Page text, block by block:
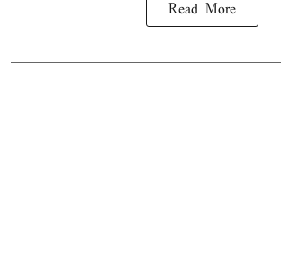
Read More